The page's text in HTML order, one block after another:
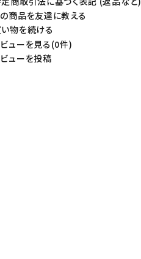
商品を友達に教える
物を続ける
ューを見る(0件)
ューを投稿